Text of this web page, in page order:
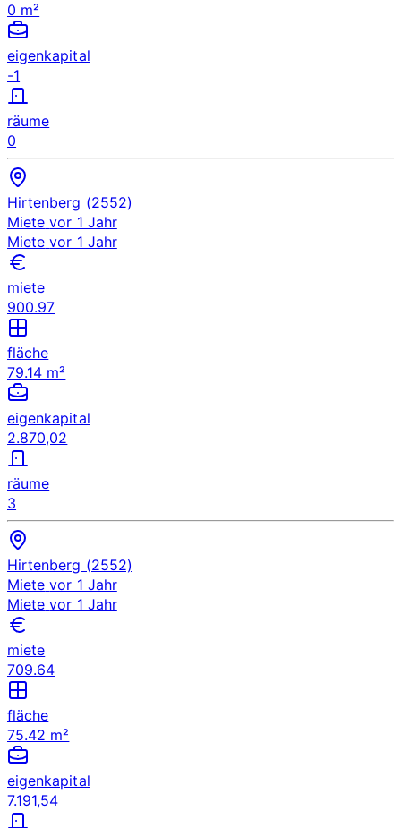
0 m²
eigenkapital
-1
räume
0
Hirtenberg (2552)
Miete vor 1 Jahr
Miete vor 1 Jahr
miete
900.97
fläche
79.14 m²
eigenkapital
2.870,02
räume
3
Hirtenberg (2552)
Miete vor 1 Jahr
Miete vor 1 Jahr
miete
709.64
fläche
75.42 m²
eigenkapital
7.191,54